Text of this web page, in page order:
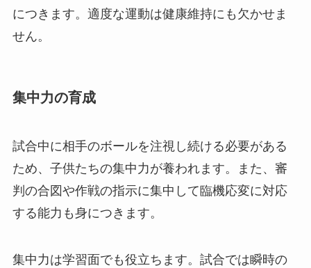
につきます。適度な運動は健康維持にも欠かせま
せん。
集中力の育成
試合中に相手のボールを注視し続ける必要がある
ため、子供たちの集中力が養われます。また、審
判の合図や作戦の指示に集中して臨機応変に対応
する能力も身につきます。
集中力は学習面でも役立ちます。試合では瞬時の